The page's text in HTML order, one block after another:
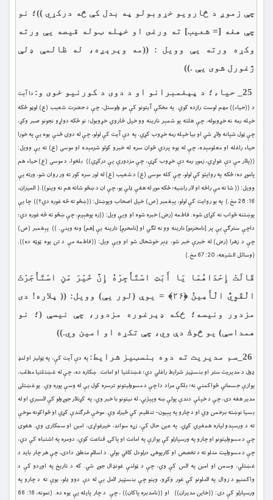
چې زموږ د څارويو خړوبولو په بدل کې څه دركړي ))؛ نو
چې هغه [= شعيب] ته ورغى او خپله ټوله قيصه يې ورته
وکړه ورته يې وويل : ((مه وېرېږه، له ظالمې ډلې
ژغورل شوى يې .))
دا آيت
د ((حياء)) مهم لوست رازده كوي. په مخكې آيتونو كې مو ولوستل، چې د حضرت شعيب (ع) لوڼو ځكه
خپله رمه نه خړوبوله، چې هلته يو شمېر نارينه وو خپل څاروي خړوبول؛ نو ځكه دواړو نجونو صبر وكړ،
چې ټول شپانه ولاړ شي او بيا خپله رمه خړوب كړي. په دې آيت كې لولو، چې له دوى ځنې يوه يې په خورا
حياء راغله او معلومېده، چې له يوه پردي ځوان سره له خبرو كولو شرمېده او موسى (ع) ته يې وويل:
((پلار مې دې غواړي، زموږ رمه دې خړوب كړې، چې مزدوري یې دركړي)) بلخوا، د موسى (ع) حياء هم
پاموړ ده؛ ځكه په روايتو كې لولو، چې كله موسى (ع) د شعيب (ع) له لور سره كور ته ور روان شو، ورته يې
وويل: (( شا ته مې راځه او لار راښيه؛ ځكه موږ له هغې ډلې يو، چې ان د ښځو شاته هم نه وينو)).( الميزان،
16: 28 مخ.) په يو روايت كې لولو، پېغمبر (ص) خپل اصحاب وپوښتل: ((ښځو ته څه غوره دي؟)) چا يې
پوښتنه ځواب نه كړاى شوه. فاطمه (رض) خبره شوه او ويې ويل: ((زه پوهېږم، چې ښځو ته څه غوره دي؛
داچې سترګې يې پر [نامحرمو] نارينه وو نه لګي او [نامحرم] نارينه يې [هم] ونه ويني. )) پېغمبر (ص)
چې د زهرا (رض) له خبرې خبر شو، ډېر خوشحال شو او ويې ويل: ((فاطمه مې د تن يوه ټوټه ده)).
(وسائل الشيعه، 20: 67 مخ.)
قَالَتْ إِحْدَاهُمَا يَا أَبَتِ اسْتَأْجِرْهُ إِنَّ خَيْرَ مَنِ اسْتَأْجَرْتَ
الْقَوِيُّ الْأَمِينُ ﴿۲۶﴾ = يوې (لور یې) وويل: (( پلاره! دى
مزدور ونيسه؛ ځكه ډېرغوره مزدور، چې نيسې (؛ نو
همداسې) يو څوك دې وي، چې تکړه او امين وي.))
په دې آيت كې، په ټوليز او لنډ
ډول د مديريت ستر او بنسټيز شرايط راغلي دي؛ غښتلتيا او امانت. ښكاره ده، چې له غښتلتيا مطلب،
يوازې جسماني ځواكمني نه؛ بلكې مراد دا چې د مسووليتونو ترسره كول يې له وسې پوره وي. يو غښتلى
مدير هغه دى، چې د خپلې دندې پولې ښه وپېژني، له نيتونو با خبر وي، په كړنلار جوړولو كې لاسبري او له
بسیا نوښته برخمن وي او د چارو په پېیون- تنظيم كې ځيرك وي. موخې څرګندې كړي او ځواكونه موخې
ته د ورسېدو لپاره همغږي كړي. په عين حال كې، زړه سواند، خيرغواړی، امين او سمكارى وي. هغوى
چې د مسووليتونو او چارو په ورسپارلو كې يوازې په امانت او پاكۍ قناعت كوي، دومره په اشتباه كې دي،
چې د مسووليت منلو ته د تخصص او كارپوهۍ درلودل كافي بولي. د اسلام منطق دادى، چې هر چار بايد د
غښتلي، وسمن او امين په لاس كې وي، چې د ټولنې غونډال جوړ شي. كه د تاريخ په اوږدو كې د
واكمنيو د زوال په لاملونو كې غور وكړو، وينو چې بنسټيز لامل يې له دې دوو ډلو، يوې ته د چارو په
ورسپارلو كې دى: ((خاين مديران)) او ((نامدبره پاكان)) ، چې د چار پايله یې يوه ده. (نمونه، 16: 66